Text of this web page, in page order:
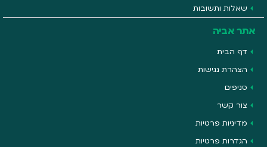
שאלות ותשובות
אתר אביה
דף הבית
הצהרת נגישות
סניפים
צור קשר
מדיניות פרטיות
הגדרות פרטיות